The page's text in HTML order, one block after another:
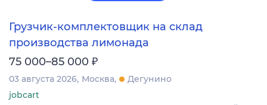
Грузчик-комплектовщик на склад
производства лимонада
75 000–85 000 ₽
03 августа 2026 Москва
Дегунино
jobcart